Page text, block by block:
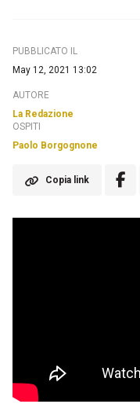
PUBBLICATO IL
May 12, 2021 13:02
AUTORE
La Redazione
OSPITI
Paolo Borgognone
Copia link